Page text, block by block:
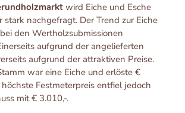
wird Eiche und Esche
stark nachgefragt. Der Trend zur Eiche
den Wertholzsubmissionen
aufgrund der angelieferten
aufgrund der attraktiven Preise.
war eine Eiche und erlöste €
Festmeterpreis entfiel jedoch
mit € 3.010,-.